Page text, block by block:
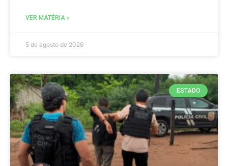
VER MATÉRIA »
5 de agosto de 2026
ESTADO